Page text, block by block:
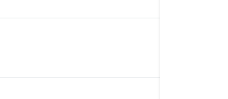
Србија бара внимание